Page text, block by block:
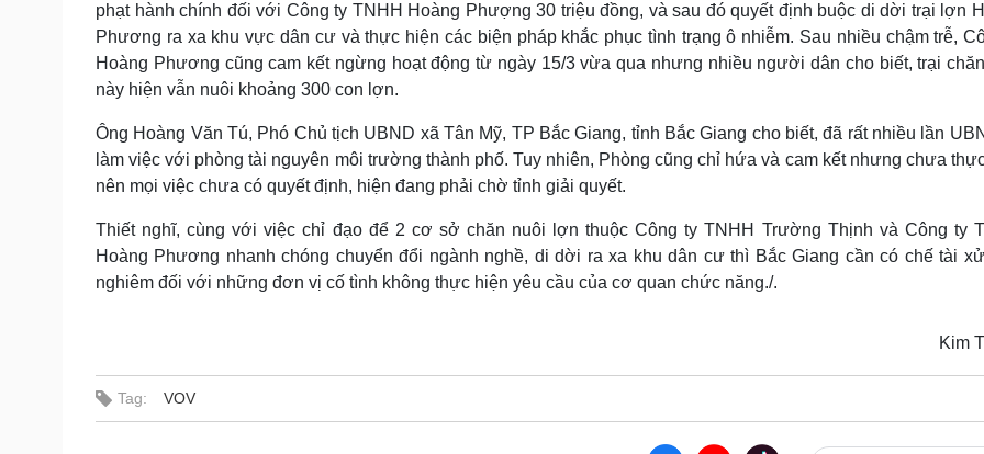
phạt hành chính đối với Công ty TNHH Hoàng Phượng 30 triệu đồng, và sau đó quyết định buộc di dời trại lợn
Phương ra xa khu vực dân cư và thực hiện các biện pháp khắc phục tình trạng ô nhiễm. Sau nhiều chậm trễ,
Hoàng Phương cũng cam kết ngừng hoạt động từ ngày 15/3 vừa qua nhưng nhiều người dân cho biết, trại
này hiện vẫn nuôi khoảng 300 con lợn.
Ông Hoàng Văn Tú, Phó Chủ tịch UBND xã Tân Mỹ, TP Bắc Giang, tỉnh Bắc Giang cho biết, đã rất nhiều lần
làm việc với phòng tài nguyên môi trường thành phố. Tuy nhiên, Phòng cũng chỉ hứa và cam kết nhưng chưa
nên mọi việc chưa có quyết định, hiện đang phải chờ tỉnh giải quyết.
Thiết nghĩ, cùng với việc chỉ đạo để 2 cơ sở chăn nuôi lợn thuộc Công ty TNHH Trường Thịnh và Công ty
Hoàng Phương nhanh chóng chuyển đổi ngành nghề, di dời ra xa khu dân cư thì Bắc Giang cần có chế tài
nghiêm đối với những đơn vị cố tình không thực hiện yêu cầu của cơ quan chức năng./.
Kim
Tag: VOV